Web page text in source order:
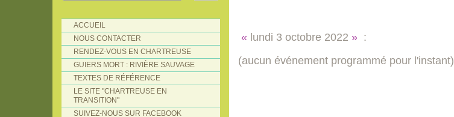
« lundi 3 octobre 2022 »:
(aucun événement programmé pour l'instant)
ACCUEIL
NOUS CONTACTER
RENDEZ-VOUS EN CHARTREUSE
GUIERS MORT : RIVIÈRE SAUVAGE
TEXTES DE RÉFÉRENCE
LE SITE "CHARTREUSE EN
TRANSITION"
SUIVEZ-NOUS SUR FACEBOOK